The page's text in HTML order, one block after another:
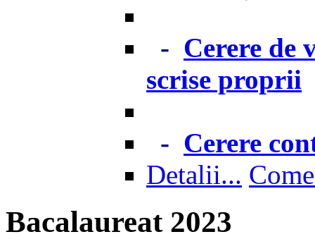
- Cerere
scrise proprii
- Cerere
Detalii...
Bacalaureat 2023